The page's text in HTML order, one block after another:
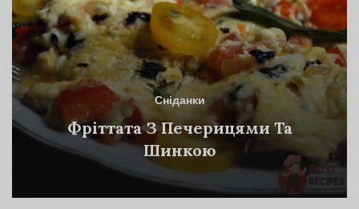
Сніданки
Фріттата З Печерицями Та
Шинкою